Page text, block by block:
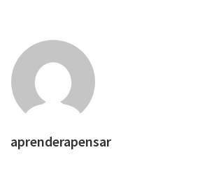
aprenderapensar